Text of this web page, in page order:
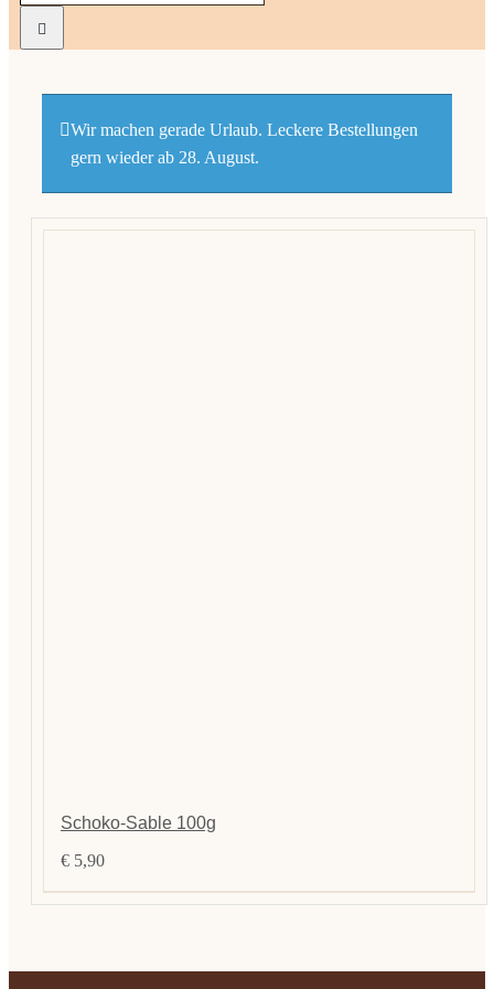
Kekse
Wir machen gerade Urlaub. Leckere Bestellungen
gern wieder ab 28. August.
Schoko-Sable 100g
€ 5,90